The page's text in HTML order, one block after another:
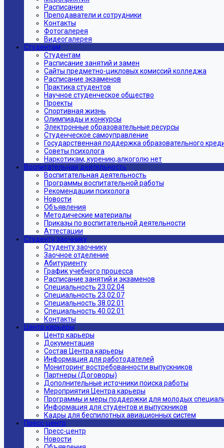
Расписание
Преподаватели и сотрудники
Контакты
Фотогалерея
Видеогалерея
Студентам
Студентам
Расписание занятий и замен
Сайты предметно-цикловых комиссий колледжа
Расписание экзаменов
Практика студентов
Научное студенческое общество
Проекты
Спортивная жизнь
Олимпиады и конкурсы
Электронные образовательные ресурсы
Студенческое самоуправление
Государственная поддержка образовательного
Советы психолога
Наркотикам, курению,алкоголю нет
Воспитательная деятельность
Воспитательная деятельность
Программы воспитательной работы
Рекомендации психолога
Новости
Объявления
Методические материалы
Приказы по воспитательной деятельности
Аттестации
Студенту заочнику
Студенту заочнику
Заочное отделение
Абитуриенту
График учебного процесса
Расписание занятий и экзаменов
Специальность 23.02.04
Специальность 23.02.07
Специальность 38.02.01
Специальность 40.02.01
Контакты
Центр карьеры
Центр карьеры
Документация
Состав Центра карьеры
Информация для работодателей
Мониторинг востребованности выпускников
Партнеры (Договоры)
Дополнительные источники поиска работы
Мероприятия Центра карьеры
Программы и меры поддержки для молодых
Информация для студентов и выпускников
Кадры для беспилотных авиационных систем
Пресс-центр
Пресс-центр
Новости